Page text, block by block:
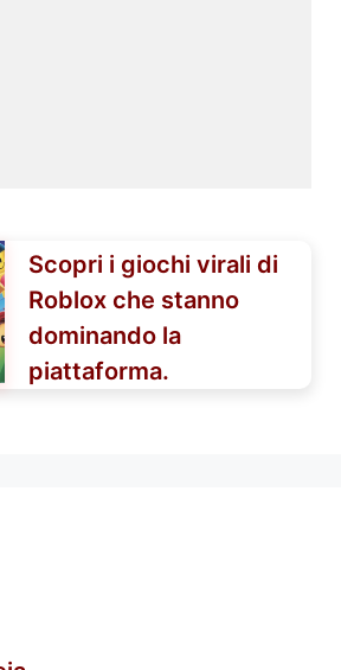
Scopri i giochi virali di
Roblox che stanno
dominando la
piattaforma.